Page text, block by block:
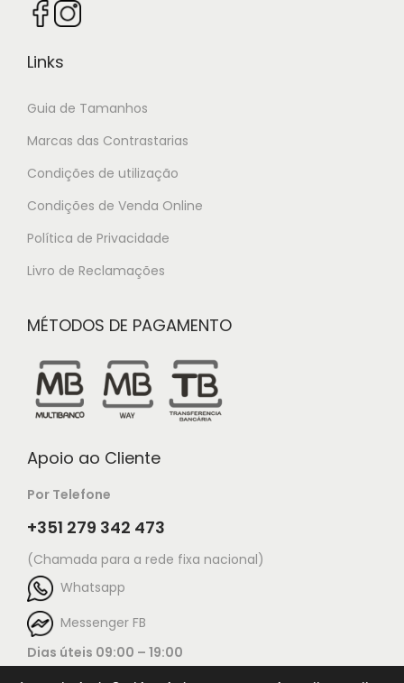
Links
Guia de Tamanhos
Marcas das Contrastarias
Condições de utilização
Condições de Venda Online
Política de Privacidade
Livro de Reclamações
MÉTODOS DE PAGAMENTO
Apoio ao Cliente
Por Telefone
+351 279 342 473
(Chamada para a rede fixa nacional)
Whatsapp
Messenger FB
Dias úteis 09:00 – 19:00